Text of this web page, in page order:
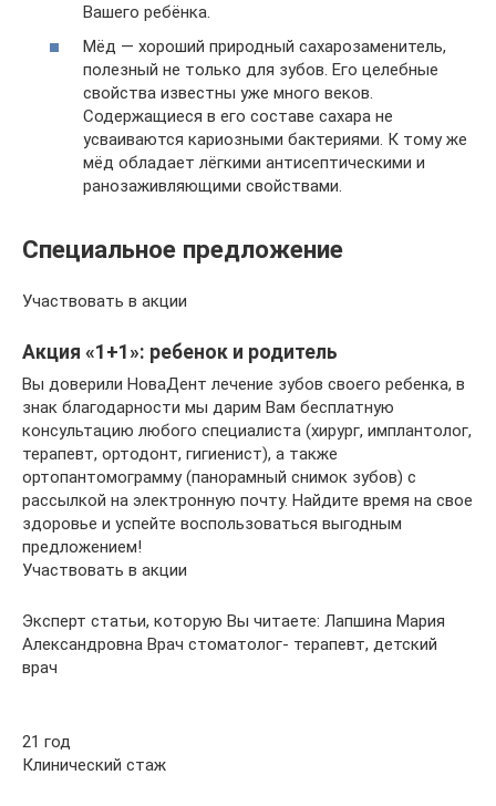
Вашего ребёнка.
Мёд — хороший природный сахарозаменитель,
полезный не только для зубов. Его целебные
свойства известны уже много веков.
Содержащиеся в его составе сахара не
усваиваются кариозными бактериями. К тому же
мёд обладает лёгкими антисептическими и
ранозаживляющими свойствами.
Специальное предложение
Участвовать в акции
Акция «1+1»: ребенок и родитель
Вы доверили НоваДент лечение зубов своего ребенка, в
знак благодарности мы дарим Вам бесплатную
консультацию любого специалиста (хирург, имплантолог,
терапевт, ортодонт, гигиенист), а также
ортопантомограмму (панорамный снимок зубов) с
рассылкой на электронную почту. Найдите время на свое
здоровье и успейте воспользоваться выгодным
предложением!
Участвовать в акции
Эксперт статьи, которую Вы читаете: Лапшина Мария
Александровна Врач стоматолог- терапевт, детский
врач
21 год
Клинический стаж